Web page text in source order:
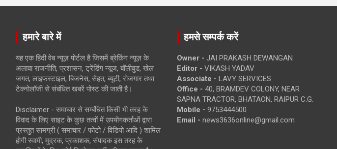
हमारे बारे में
यह एक हिंदी वेब न्यूज़ पोर्टल है जिसमें ब्रेकिंग न्यूज़ के
अलावा राजनीति, प्रशासन, ट्रेंडिंग न्यूज, बॉलीवुड, खेल
जगत, लाइफस्टाइल, बिजनेस, सेहत, ब्यूटी, रोजगार तथा
टेक्नोलॉजी से संबंधित खबरें पोस्ट की जाती है।
Disclaimer - समाचार से सम्बंधित किसी भी तरह के
विवाद के लिए साइट के कुछ तत्वों में उपयोगकर्ताओं द्वारा
प्रस्तुत सामग्री ( समाचार / फोटो / विडियो आदि ) शामिल
होगी स्वामी, मुद्रक, प्रकाशक, संपादक इस तरह के
हमसे सम्पर्क करें
Owner - JAI PRAKASH DEWANGAN
Editor - VIKASH YADAV
Associate - LAVY SERVICES
Office - 40, BRAMDEV COLONY, NEAR
SAPNA TRACTOR, BHATAON, RAIPUR C.G.
Mobile - 9753444500
Email - news3636online@gmail.com